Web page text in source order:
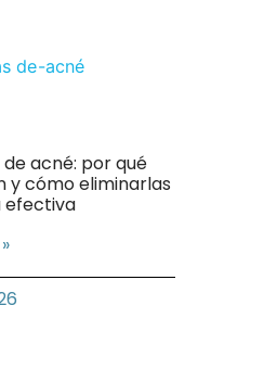
acné: por qué
y cómo eliminarlas
efectiva